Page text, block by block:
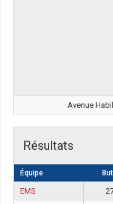
Avenue
Résultats
Équipe
EMS